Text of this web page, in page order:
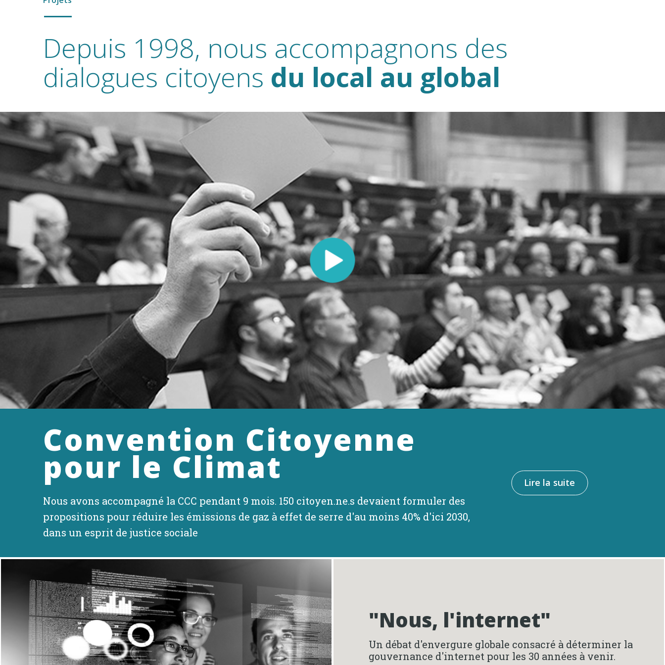
Depuis 1998, nous accompagnons des
dialogues citoyens du local au global
Convention Citoyenne
pour le Climat
Nous avons accompagné la CCC pendant 9 mois. 150 citoyen.ne.s devaient formuler des
propositions pour réduire les émissions de gaz à effet de serre d'au moins 40% d'ici 2030,
dans un esprit de justice sociale
Lire la suite
"Nous, l'internet"
Un débat d'envergure globale consacré à déterminer la
gouvernance d'internet pour les 30 années à venir.